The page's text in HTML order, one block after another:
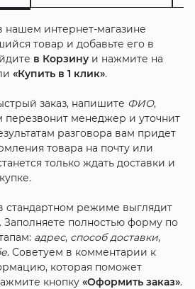
нашем интернет-магазине
товар и добавьте его в
в Корзинуи нажмите на
«Купить в 1 клик».
заказ, напишите ФИО,
перезвонит менеджер и уточнит
разговора вам придет
товара на почту или
только ждать доставки и
стандартном режиме выглядит
полностью форму по
адрес, способ доставки,
. Советуем в комментарии к
которая поможет
кнопку «Оформить заказ».